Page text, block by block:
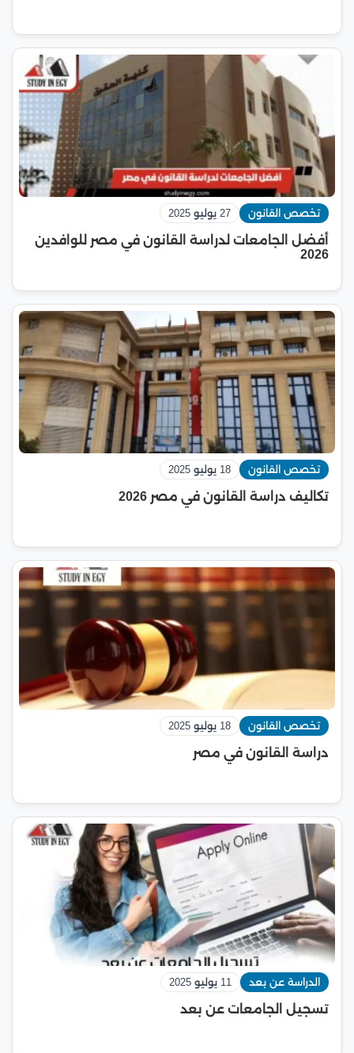
تخصص القانون 27 يوليو 2025
أفضل الجامعات لدراسة القانون في مصر للوافدين
2026
تخصص القانون 18 يوليو 2025
تكاليف دراسة القانون في مصر 2026
تخصص القانون 18 يوليو 2025
دراسة القانون في مصر
الدراسة عن بعد 11 يوليو 2025
تسجيل الجامعات عن بعد